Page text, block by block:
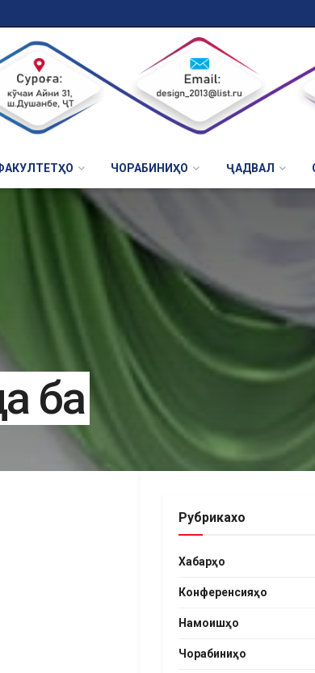
ЧОРАБИНИҲО ҶАДВАЛ
ба
Рубрикахо
Хабарҳо
Конференсияҳо
Намоишҳо
Чорабиниҳо